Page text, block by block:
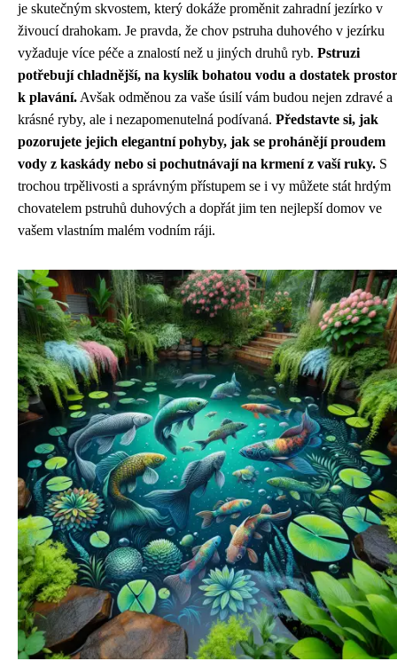
je skutečným skvostem, který dokáže proměnit zahradní jezírko v
živoucí drahokam. Je pravda, že chov pstruha duhového v jezírku
vyžaduje více péče a znalostí než u jiných druhů ryb. Pstruzi
potřebují chladnější, na kyslík bohatou vodu a dostatek
k plavání. Avšak odměnou za vaše úsilí vám budou nejen zdravé a
krásné ryby, ale i nezapomenutelná podívaná. Představte si, jak
pozorujete jejich elegantní pohyby, jak se prohánějí proudem
vody z kaskády nebo si pochutnávají na krmení z vaší ruky. S
trochou trpělivosti a správným přístupem se i vy můžete stát hrdým
chovatelem pstruhů duhových a dopřát jim ten nejlepší domov ve
vašem vlastním malém vodním ráji.